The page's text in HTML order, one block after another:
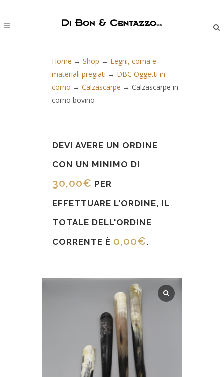
Home → Shop → Legni, corna e
materiali pregiati → DBC Oggetti in
corno → Calzascarpe → Calzascarpe in
corno bovino
DEVI AVERE UN ORDINE
CON UN MINIMO DI
30,00€ PER
EFFETTUARE L'ORDINE, IL
TOTALE DELL'ORDINE
CORRENTE È 0,00€.